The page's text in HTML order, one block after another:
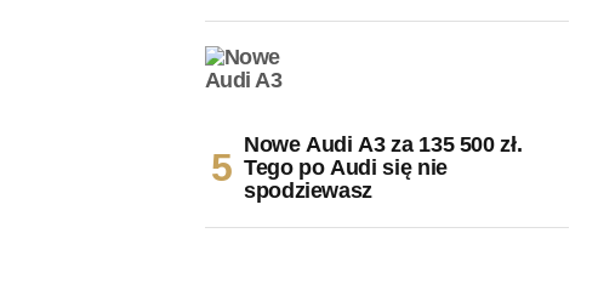
Nowe Audi A3 za 135 500 zł.
Tego po Audi się nie
spodziewasz